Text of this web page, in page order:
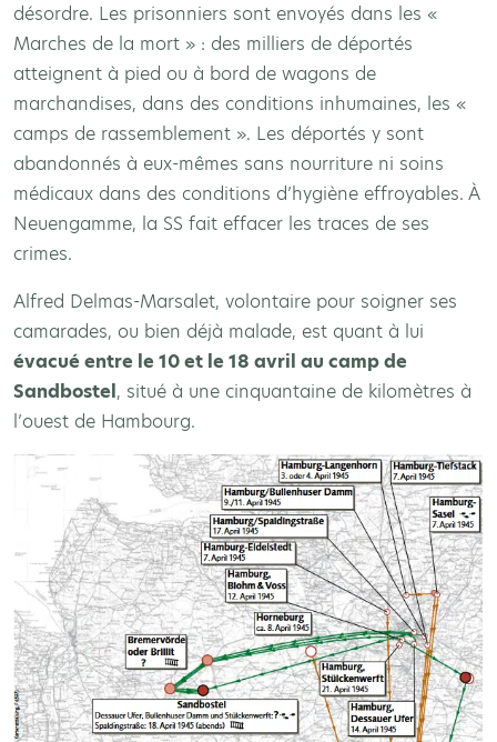
désordre. Les prisonniers sont envoyés dans les «
Marches de la mort » : des milliers de déportés
atteignent à pied ou à bord de wagons de
marchandises, dans des conditions inhumaines, les «
camps de rassemblement ». Les déportés y sont
abandonnés à eux-mêmes sans nourriture ni soins
médicaux dans des conditions d’hygiène effroyables. À
Neuengamme, la SS fait effacer les traces de ses
crimes.
Alfred Delmas-Marsalet, volontaire pour soigner ses
camarades, ou bien déjà malade, est quant à lui
évacué entre le 10 et le 18 avril au camp de
Sandbostel, situé à une cinquantaine de kilomètres à
l’ouest de Hambourg.